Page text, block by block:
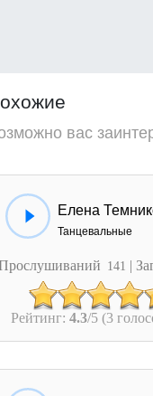
вас
Танцевальные
141 |
Рейтинг: 4.3/5 (3